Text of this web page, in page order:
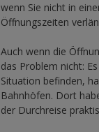
wenn Sie nicht in
Öffnungszeiten
Auch wenn die
das Problem nicht:
Situation befinden,
Bahnhöfen. Dort
der Durchreise